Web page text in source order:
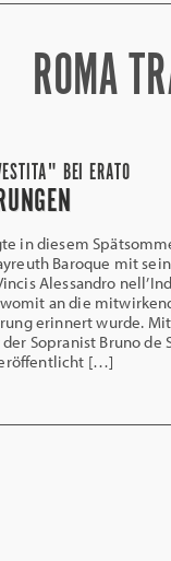
ROMA
BEI ERATO
in diesem
Baroque mit
Alessandro
an die
erinnert wurde.
Sopranist Bruno de
[…]